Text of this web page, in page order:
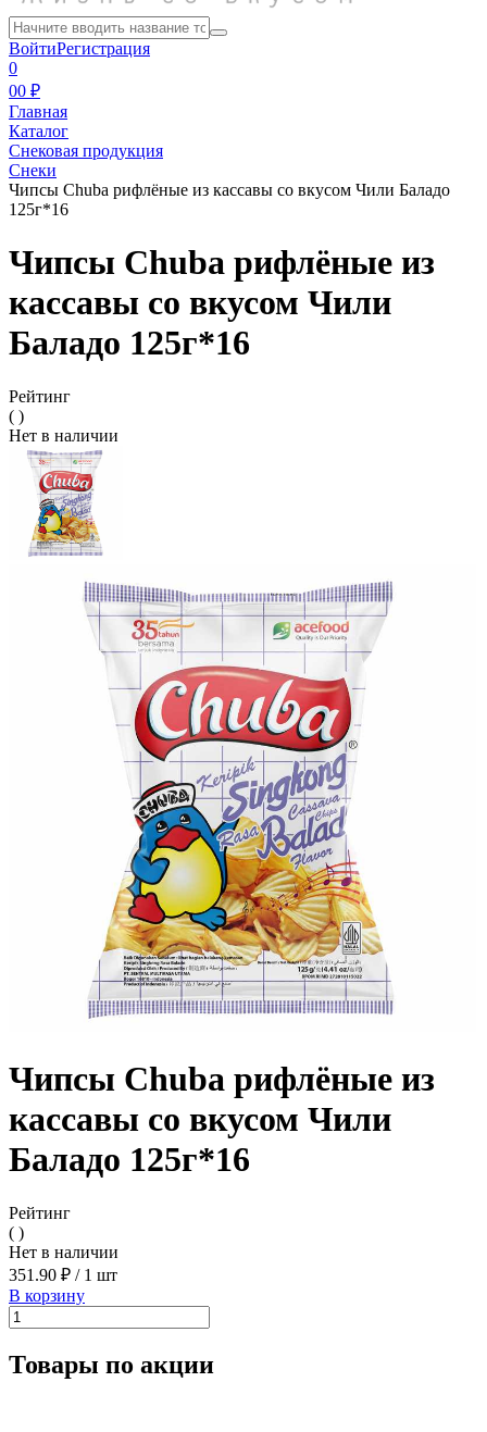
ВойтиРегистрация
0
00 ₽
Главная
Каталог
Снековая продукция
Снеки
Чипсы Chuba рифлёные из кассавы со вкусом Чили Баладо
125г*16
Чипсы Chuba рифлёные из
кассавы со вкусом Чили
Баладо 125г*16
Рейтинг
( )
Нет в наличии
Чипсы Chuba рифлёные из
кассавы со вкусом Чили
Баладо 125г*16
Рейтинг
( )
Нет в наличии
351.90 ₽ /1 шт
В корзину
Товары по акции